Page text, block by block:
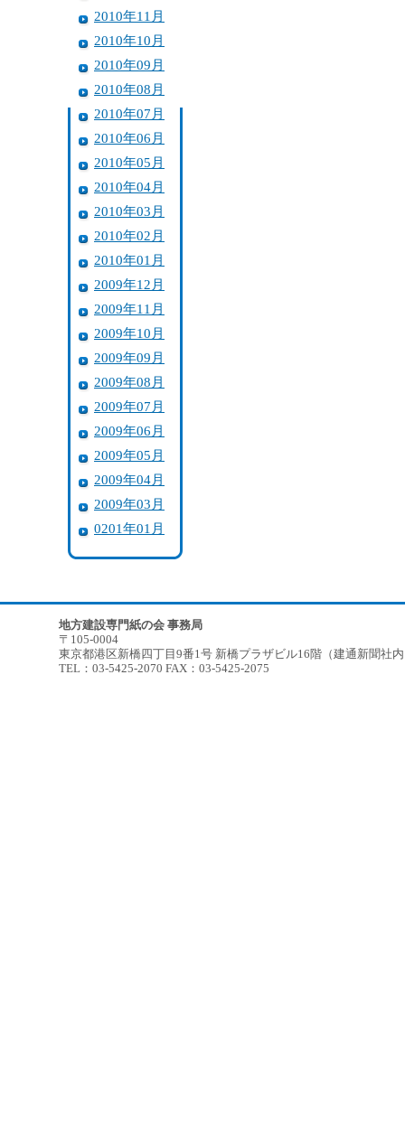
2010年11月
2010年10月
2010年09月
2010年08月
2010年07月
2010年06月
2010年05月
2010年04月
2010年03月
2010年02月
2010年01月
2009年12月
2009年11月
2009年10月
2009年09月
2009年08月
2009年07月
2009年06月
2009年05月
2009年04月
2009年03月
0201年01月
地方建設専門紙の会 事務局
〒105-0004
東京都港区新橋四丁目9番1号 新橋プラザビル16階（建通新聞社
TEL：03-5425-2070 FAX：03-5425-2075